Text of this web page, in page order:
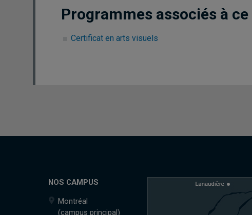
Programmes associés à
Certificat en arts visuels
NOS CAMPUS
Montréal
(campus principal)